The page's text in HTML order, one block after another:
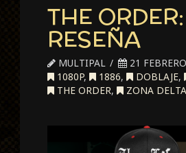
THE
RESEÑA
MULTIPAL
21
1080P, 1886, DOBLAJE,
THE ORDER, ZONA DELTA